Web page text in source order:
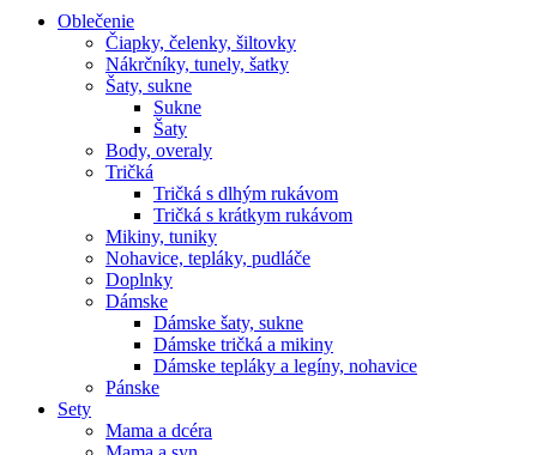
Oblečenie
Čiapky, čelenky, šiltovky
Nákrčníky, tunely, šatky
Šaty, sukne
Sukne
Šaty
Body, overaly
Tričká
Tričká s dlhým rukávom
Tričká s krátkym rukávom
Mikiny, tuniky
Nohavice, tepláky, pudláče
Doplnky
Dámske
Dámske šaty, sukne
Dámske tričká a mikiny
Dámske tepláky a legíny, nohavice
Pánske
Sety
Mama a dcéra